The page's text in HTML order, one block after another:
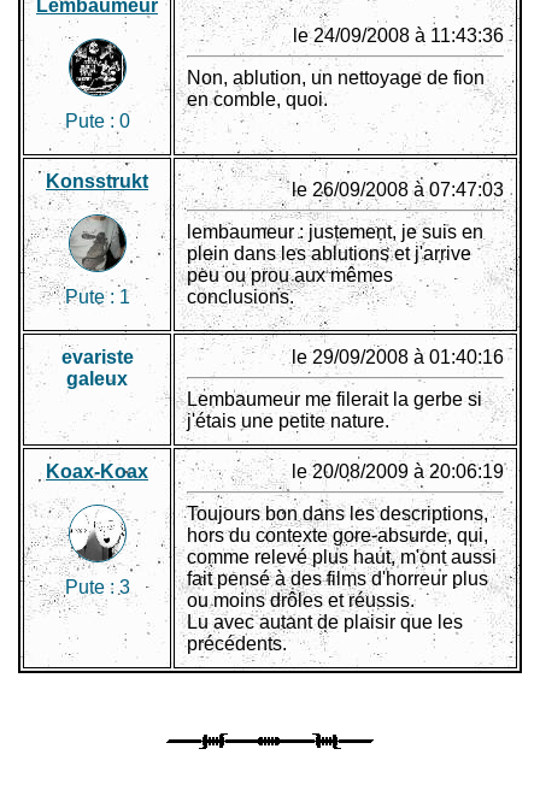
Lembaumeur
Pute : 0
le 24/09/2008 à 11:43:36
Non, ablution, un nettoyage de fion
en comble, quoi.
Konsstrukt
Pute : 1
le 26/09/2008 à 07:47:03
lembaumeur : justement, je suis en
plein dans les ablutions et j'arrive
peu ou prou aux mêmes
conclusions.
evariste
galeux
le 29/09/2008 à 01:40:16
Lembaumeur me filerait la gerbe si
j'étais une petite nature.
Koax-Koax
Pute : 3
le 20/08/2009 à 20:06:19
Toujours bon dans les descriptions,
hors du contexte gore-absurde, qui,
comme relevé plus haut, m'ont aussi
fait pensé à des films d'horreur plus
ou moins drôles et réussis.
Lu avec autant de plaisir que les
précédents.